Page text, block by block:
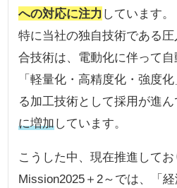
への対応に注力 しています。
特に当社の独自技術である
合技術は、電動化に伴って
「軽量化・高精度化・強度
る加工技術として採用が進
に増加しています。
こうした中、現在推進して
Mission2025＋2～では、「